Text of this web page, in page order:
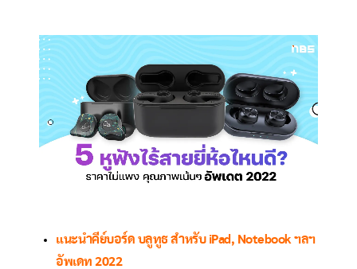
แนะนำคีย์บอร์ด บลูทูธ สำหรับ iPad, Notebook ฯลฯ
อัพเดท 2022